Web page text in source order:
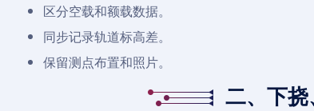
区分空载和额载数据。
同步记录轨道标高差。
保留测点布置和照片。
二、下